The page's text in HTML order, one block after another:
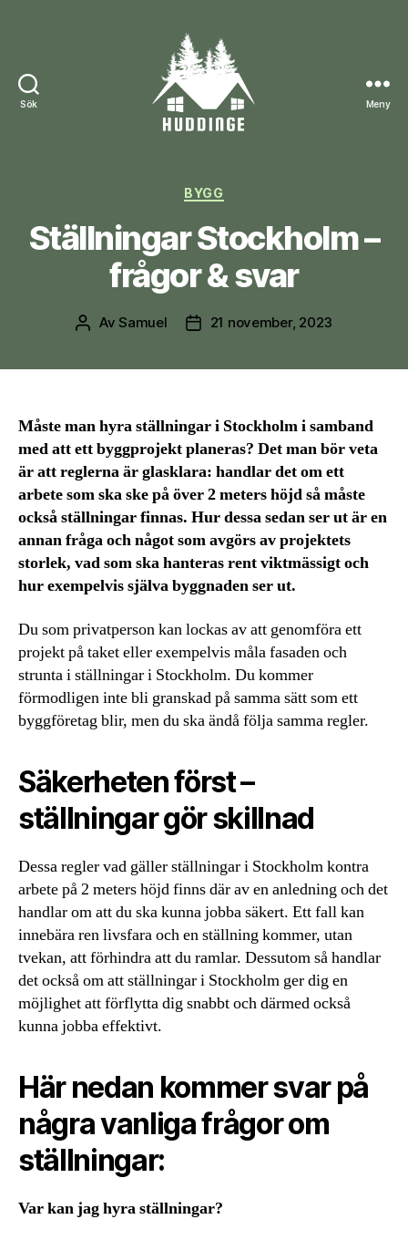
Sök Meny
Kategorier
BYGG
Ställningar Stockholm –
frågor & svar
Inläggsförfattare
AvSamuel Inläggsdatum
21 november, 2023
Måste man hyra ställningar i Stockholm i samband
med att ett byggprojekt planeras? Det man bör veta
är att reglerna är glasklara: handlar det om ett
arbete som ska ske på över 2 meters höjd så måste
också ställningar finnas. Hur dessa sedan ser ut är en
annan fråga och något som avgörs av projektets
storlek, vad som ska hanteras rent viktmässigt och
hur exempelvis själva byggnaden ser ut.
Du som privatperson kan lockas av att genomföra ett
projekt på taket eller exempelvis måla fasaden och
strunta i ställningar i Stockholm. Du kommer
förmodligen inte bli granskad på samma sätt som ett
byggföretag blir, men du ska ändå följa samma regler.
Säkerheten först –
ställningar gör skillnad
Dessa regler vad gäller ställningar i Stockholm kontra
arbete på 2 meters höjd finns där av en anledning och det
handlar om att du ska kunna jobba säkert. Ett fall kan
innebära ren livsfara och en ställning kommer, utan
tvekan, att förhindra att du ramlar. Dessutom så handlar
det också om att ställningar i Stockholm ger dig en
möjlighet att förflytta dig snabbt och därmed också
kunna jobba effektivt.
Här nedan kommer svar på
några vanliga frågor om
ställningar:
Var kan jag hyra ställningar?